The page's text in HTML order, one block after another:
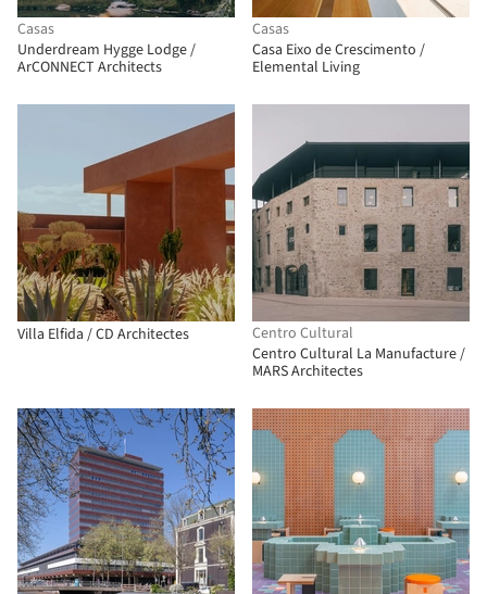
Casas
Underdream Hygge Lodge /
ArCONNECT Architects
Casas
Casa Eixo de Crescimento /
Elemental Living
Villa Elfida / CD Architectes
Centro Cultural
Centro Cultural La Manufacture /
MARS Architectes